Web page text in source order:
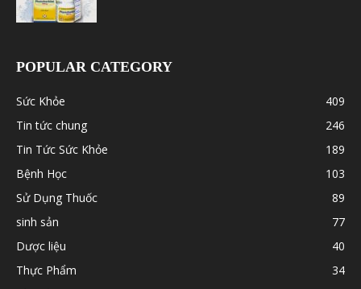
POPULAR CATEGORY
Sức Khỏe
409
Tin tức chung
246
Tin Tức Sức Khỏe
189
Bệnh Học
103
Sử Dụng Thuốc
89
sinh sản
77
Dược liệu
40
Thực Phẩm
34